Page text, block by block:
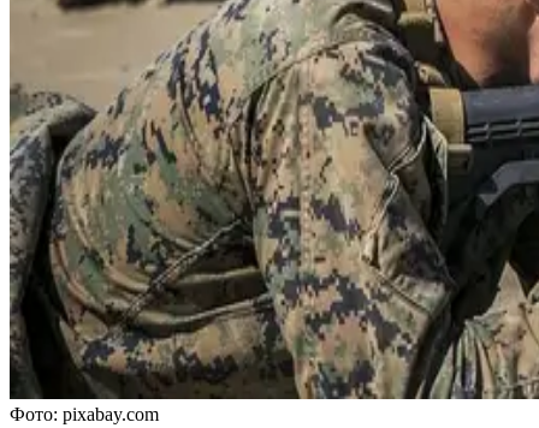
Фото: pixabay.com